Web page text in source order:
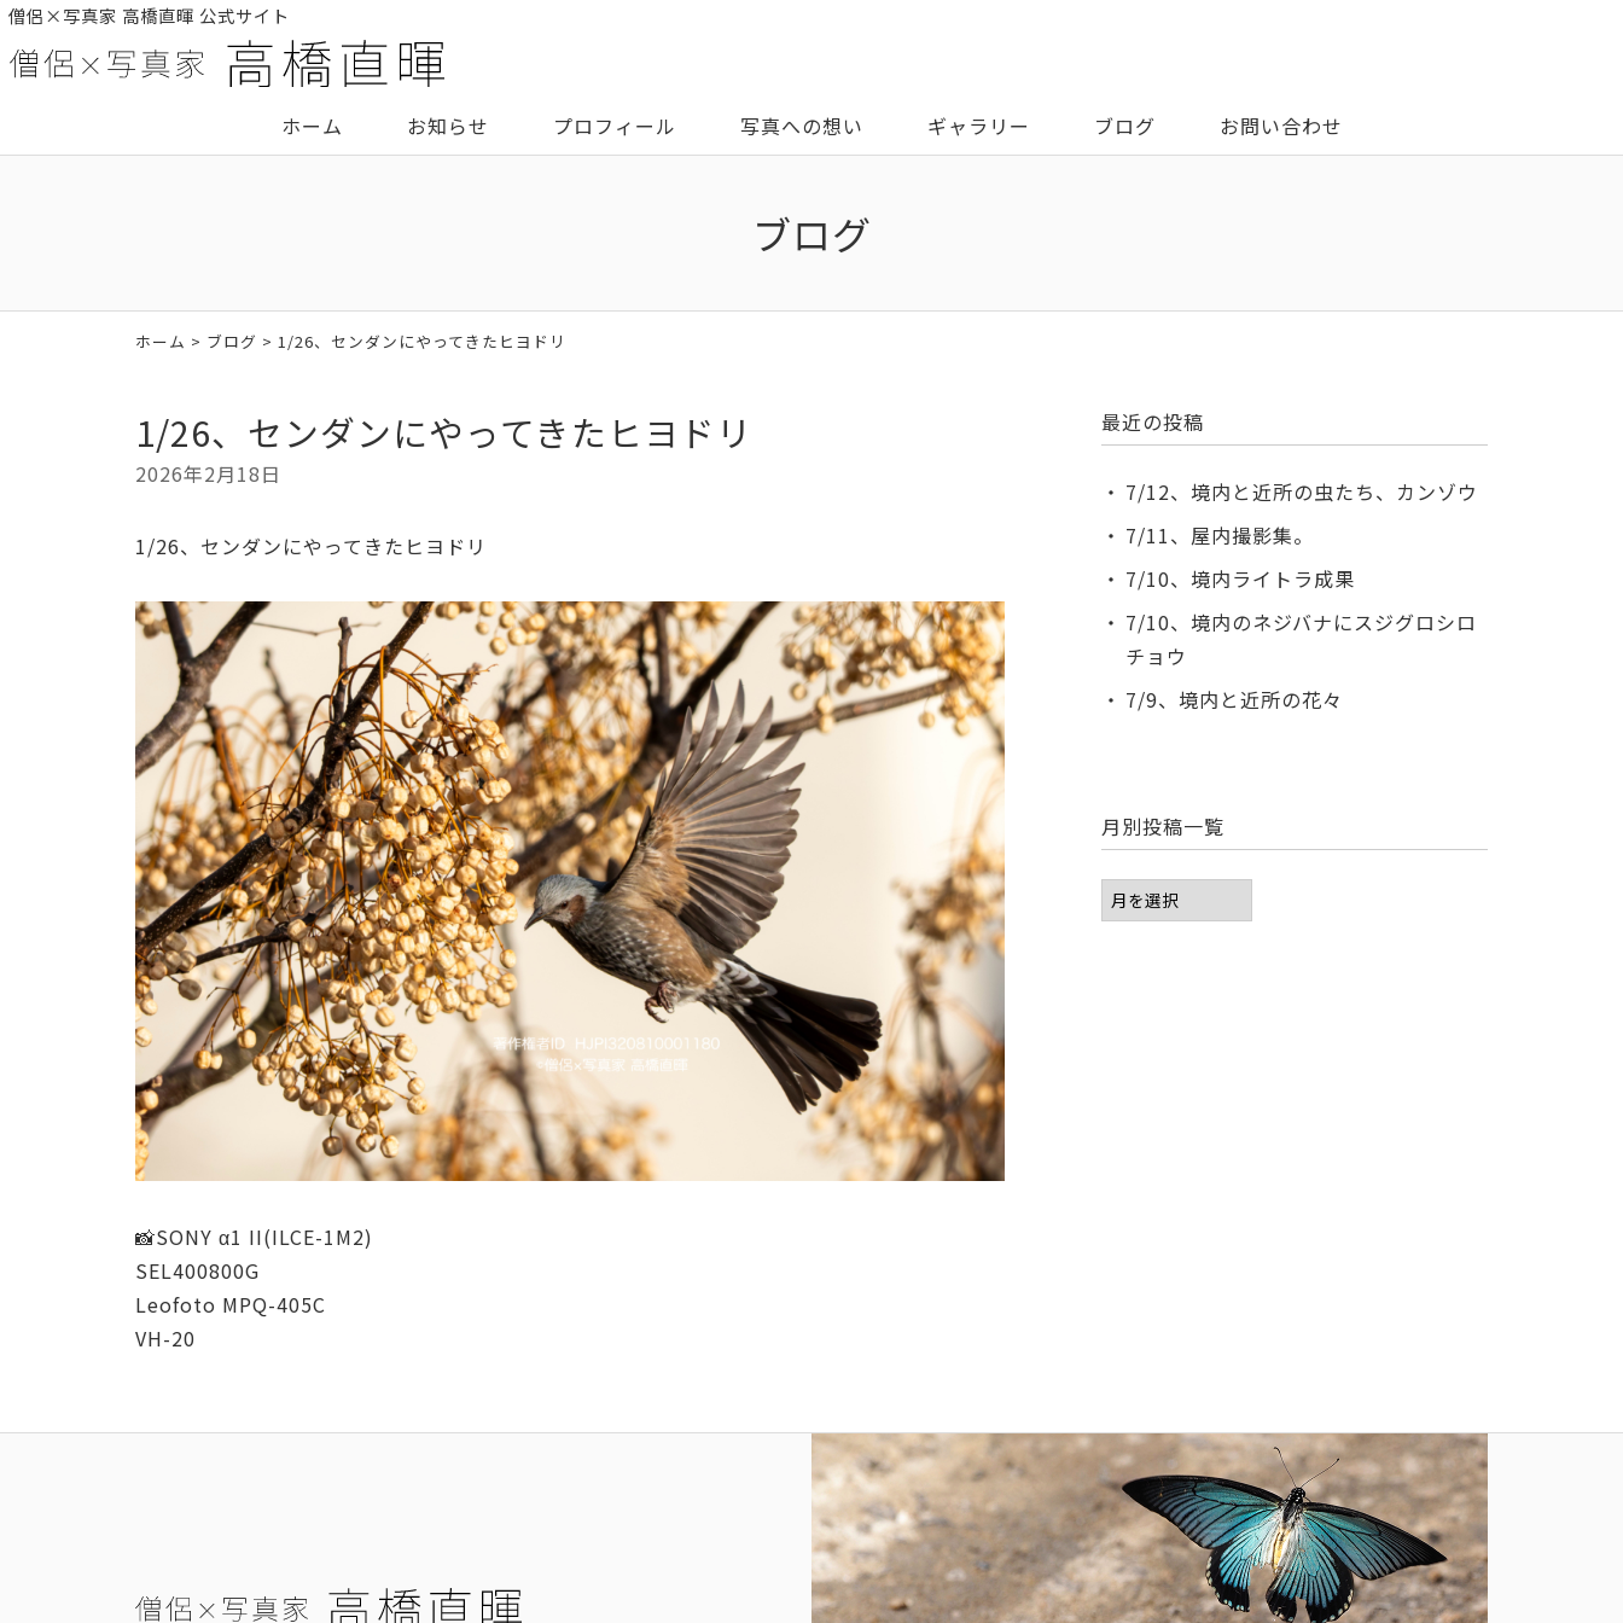
僧侶×写真家 高橋直暉 公式サイト
ホーム お知らせ プロフィール 写真への想い ギャラリー ブログ お問い合わせ
ブログ
ホーム > ブログ > 1/26、センダンにやってきたヒヨドリ
1/26、センダンにやってきたヒヨドリ
2026年2月18日
1/26、センダンにやってきたヒヨドリ
📸SONY α1 II(ILCE-1M2)
SEL400800G
Leofoto MPQ-405C
VH-20
最近の投稿
7/12、境内と近所の虫たち、カンゾウ
7/11、屋内撮影集。
7/10、境内ライトラ成果
7/10、境内のネジバナにスジグロシロ
チョウ
7/9、境内と近所の花々
月別投稿一覧